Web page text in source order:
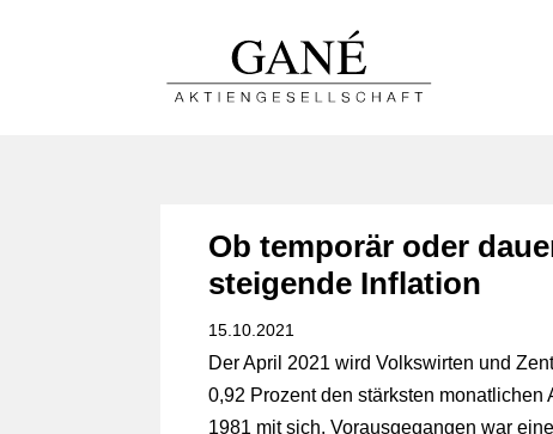
Ob temporär oder
steigende Inflation
15.10.2021
Der April 2021 wird Volkswirten und
0,92 Prozent den stärksten monatlichen
1981 mit sich. Vorausgegangen war